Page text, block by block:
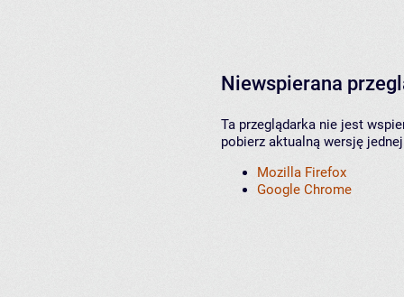
Niewspierana
Ta przeglądarka nie jest
pobierz aktualną wersję
Mozilla Firefox
Google Chrome